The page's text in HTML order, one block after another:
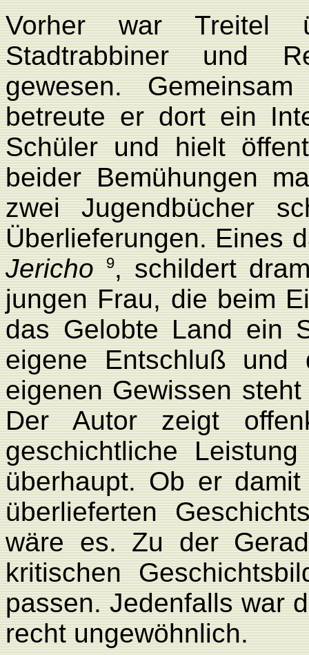
Vorher war Treitel
Stadtrabbiner und
gewesen.
betreute er dort ein
Schüler und hielt
beider Bemühungen
zwei Jugendbücher
Überlieferungen. Eines
Jericho
9, schildert
jungen Frau, die beim
das Gelobte Land ein
eigene Entschluß und
eigenen Gewissen
Der Autor zeigt
geschichtliche
überhaupt. Ob er
überlieferten
wäre es. Zu der
kritischen
passen. Jedenfalls war
recht ungewöhnlich.